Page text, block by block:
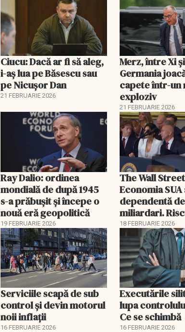
Ciucu: Dacă ar fi să aleg,
i-aș lua pe Băsescu sau
pe Nicușor Dan
21 FEBRUARIE 2026
Merz, între Xi
Germania
capete într-un
exploziv
21 FEBRUARIE 2026
Ray Dalio: ordinea
mondială de după 1945
s-a prăbușit și începe o
nouă eră geopolitică
19 FEBRUARIE 2026
The Wall
Economia
dependentă de
miliardari.
pentru burse
18 FEBRUARIE 2026
Serviciile scapă de sub
control și devin motorul
noii inflații
16 FEBRUARIE 2026
Executările
lupa
Ce se schimbă
16 FEBRUARIE 2026